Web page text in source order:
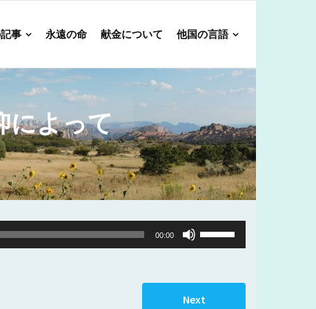
事 永遠の命 献金について 他国の言語
によって
00:00
Use
Up/Down
to
Next